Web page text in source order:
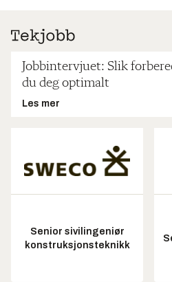
Jobbintervjuet: Slik
du deg optimalt
Les mer
Senior sivilingeniør
konstruksjonsteknikk